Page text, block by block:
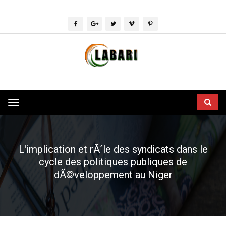
Toggle
navigation
L'implication et rÃ´le des syndicats dans le
cycle des politiques publiques de
dÃ©veloppement au Niger